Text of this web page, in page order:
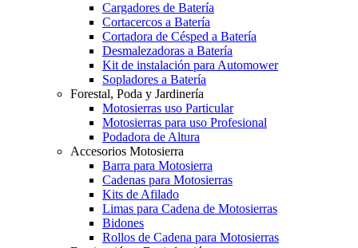
Cargadores de Batería
Cortacercos a Batería
Cortadora de Césped a Batería
Desmalezadoras a Batería
Kit de instalación para Automower
Sopladores a Batería
Forestal, Poda y Jardinería
Motosierras uso Particular
Motosierras para uso Profesional
Podadora de Altura
Accesorios Motosierra
Barra para Motosierra
Cadenas para Motosierras
Kits de Afilado
Limas para Cadena de Motosierras
Bidones
Rollos de Cadena para Motosierras